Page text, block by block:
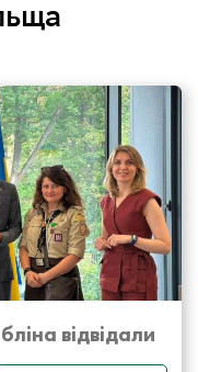
відвідали